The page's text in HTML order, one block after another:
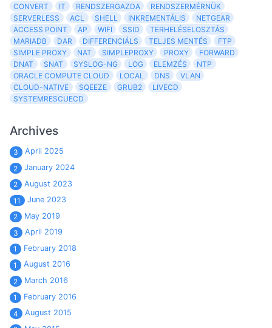
CONVERT
IT RENDSZERGAZDA
RENDSZERMÉRNÜK
SERVERLESS
ACL SHELL INKREMENTÁLIS
NETGEAR
ACCESS POINT
AP WIFI SSID
TERHELÉSELOSZTÁS
MARIADB
DAR DIFFERENCIÁLS TELJES MENTÉS
FTP
SIMPLE PROXY
NAT SIMPLEPROXY PROXY
FORWARD
DNAT
SNAT SYSLOG-NG LOG ELEMZÉS
NTP
ORACLE COMPUTE CLOUD
LOCAL DNS
VLAN
CLOUD-NATIVE
SQEEZE GRUB2
LIVECD
SYSTEMRESCUECD
Archives
3
April 2025
2
January 2024
2
August 2023
11
June 2023
2
May 2019
3
April 2019
1
February 2018
1
August 2016
2
March 2016
1
February 2016
4
August 2015